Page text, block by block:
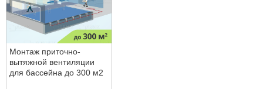
Монтаж приточно-
вытяжной вентиляции
для бассейна до 300 м2